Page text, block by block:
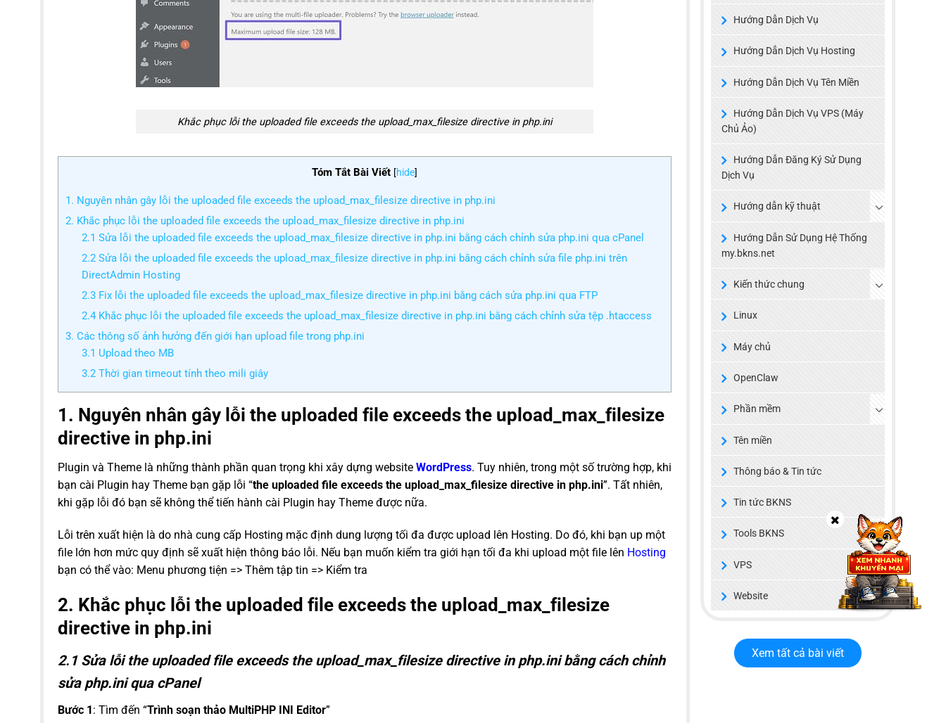
Khắc phục lỗi the uploaded file exceeds the upload_max_filesize directive in php.ini
Tóm Tắt Bài Viết [hide]
1. Nguyên nhân gây lỗi the uploaded file exceeds the upload_max_filesize directive in php.ini
2. Khắc phục lỗi the uploaded file exceeds the upload_max_filesize directive in php.ini
2.1 Sửa lỗi the uploaded file exceeds the upload_max_filesize directive in php.ini bằng cách chỉnh sửa php.ini qua cPanel
2.2 Sửa lỗi the uploaded file exceeds the upload_max_filesize directive in php.ini bằng cách chỉnh sửa file php.ini trên
DirectAdmin Hosting
2.3 Fix lỗi the uploaded file exceeds the upload_max_filesize directive in php.ini bằng cách sửa php.ini qua FTP
2.4 Khắc phục lỗi the uploaded file exceeds the upload_max_filesize directive in php.ini bằng cách chỉnh sửa tệp .htaccess
3. Các thông số ảnh hưởng đến giới hạn upload file trong php.ini
3.1 Upload theo MB
3.2 Thời gian timeout tính theo mili giây
1. Nguyên nhân gây lỗi the uploaded file exceeds the upload_max_filesize
directive in php.ini
Plugin và Theme là những thành phần quan trọng khi xây dựng website WordPress. Tuy nhiên, trong một số trường hợp, khi
bạn cài Plugin hay Theme bạn gặp lỗi “the uploaded file exceeds the upload_max_filesize directive in php.ini”. Tất nhiên,
khi gặp lỗi đó bạn sẽ không thể tiến hành cài Plugin hay Theme được nữa.
Lỗi trên xuất hiện là do nhà cung cấp Hosting mặc định dung lượng tối đa được upload lên Hosting. Do đó, khi bạn up một
file lớn hơn mức quy định sẽ xuất hiện thông báo lỗi. Nếu bạn muốn kiểm tra giới hạn tối đa khi upload một file lên Hosting
bạn có thể vào: Menu phương tiện => Thêm tập tin => Kiểm tra
2. Khắc phục lỗi the uploaded file exceeds the upload_max_filesize
directive in php.ini
2.1 Sửa lỗi the uploaded file exceeds the upload_max_filesize directive in php.ini bằng cách chỉnh
sửa php.ini qua cPanel
Bước 1: Tìm đến “Trình soạn thảo MultiPHP INI Editor”
Hướng Dẫn Dịch Vụ
Hướng Dẫn Dịch Vụ Hosting
Hướng Dẫn Dịch Vụ Tên Miền
Hướng Dẫn Dịch Vụ VPS (Máy
Chủ Ảo)
Hướng Dẫn Đăng Ký Sử Dụng
Dịch Vụ
Hướng dẫn kỹ thuật
Hướng Dẫn Sử Dụng Hệ Thống
my.bkns.net
Kiến thức chung
Linux
Máy chủ
OpenClaw
Phần mềm
Tên miền
Thông báo & Tin tức
Tin tức BKNS
Tools BKNS
VPS
Website
Xem tất cả bài viết